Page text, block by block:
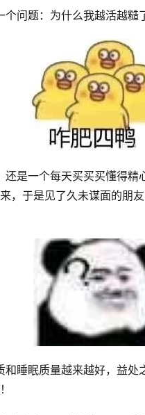
问题：为什么我越活越糙
，于是见了久未谋面的朋